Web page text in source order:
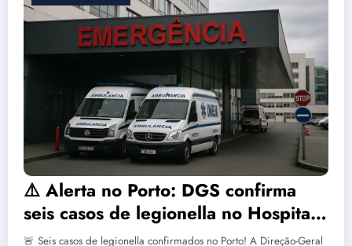
⚠️ Alerta no Porto: DGS confirma
seis casos de legionella no Hospital
de São João — um paciente em
🚨 Seis casos de legionella confirmados no Porto! A Direção-Geral